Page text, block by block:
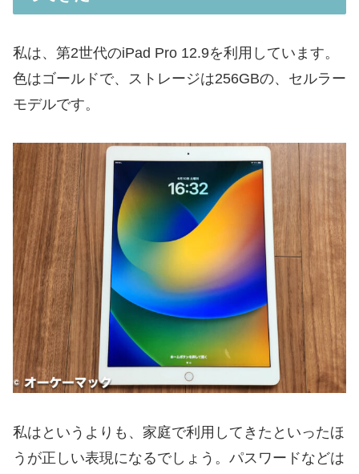
私は、第2世代のiPad Pro 12.9を利用しています。
色はゴールドで、ストレージは256GBの、セルラー
モデルです。
私はというよりも、家庭で利用してきたといったほ
うが正しい表現になるでしょう。パスワードなどは